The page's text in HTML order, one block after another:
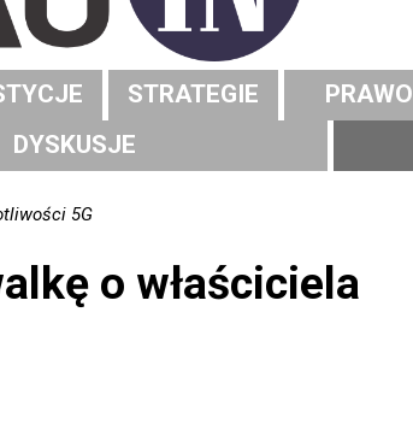
STRATEGIE PRAWO
DYSKUSJE
5G
o właściciela